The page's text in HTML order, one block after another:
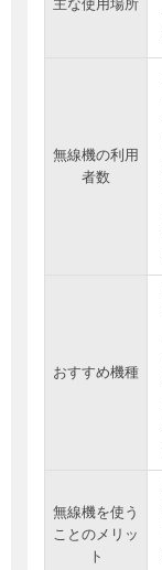
主な使用場所
無線機の利用
者数
おすすめ機種
無線機を使う
ことのメリッ
ト